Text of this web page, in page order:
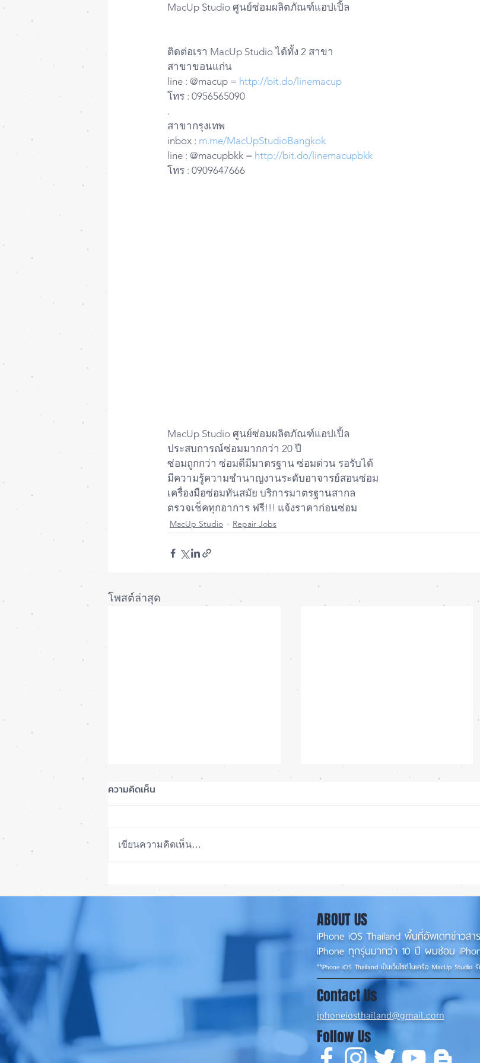
MacUp Studio ศูนย์ซ่อมผลิตภัณฑ์แอปเปิ้ล
ติดต่อเรา MacUp Studio ได้ทั้ง 2 สาขา
สาขาขอนแก่น
line : @macup = http://bit.do/linemacup
โทร : 0956565090
.
สาขากรุงเทพ
inbox : m.me/MacUpStudioBangkok
line : @macupbkk = http://bit.do/linemacupbkk
โทร : 0909647666
MacUp Studio ศูนย์ซ่อมผลิตภัณฑ์แอปเปิ้ล
ประสบการณ์ซ่อมมากกว่า 20 ปี
ซ่อมถูกกว่า ซ่อมดีมีมาตรฐาน ซ่อมด่วน รอรับได้
มีความรู้ความชำนาญงานระดับอาจารย์สอนซ่อม
เครื่องมือซ่อมทันสมัย บริการมาตรฐานสากล
ตรวจเช็คทุกอาการ ฟรี!!! แจ้งราคาก่อนซ่อม
MacUp Studio Repair Jobs
โพสต์ล่าสุด
แตก ลอกจอได้ ถูกกว่าเปลี่ยนจอ
ร้านซ่อมiPadขอนแก่น
0956565090
ความคิดเห็น
เขียนความคิดเห็น…
ABOUT US
iPhone iOS Thailand พื้นที่อัพเดทข่าวส
iPhone ทุกรุ่นมากว่า 10 ปี ผมซ่อม
**iPhone iOS Thailand เป็นเว็บไซต์ในเครือ MacUp
Contact Us
iphoneiosthailand@gmail.com
Follow Us